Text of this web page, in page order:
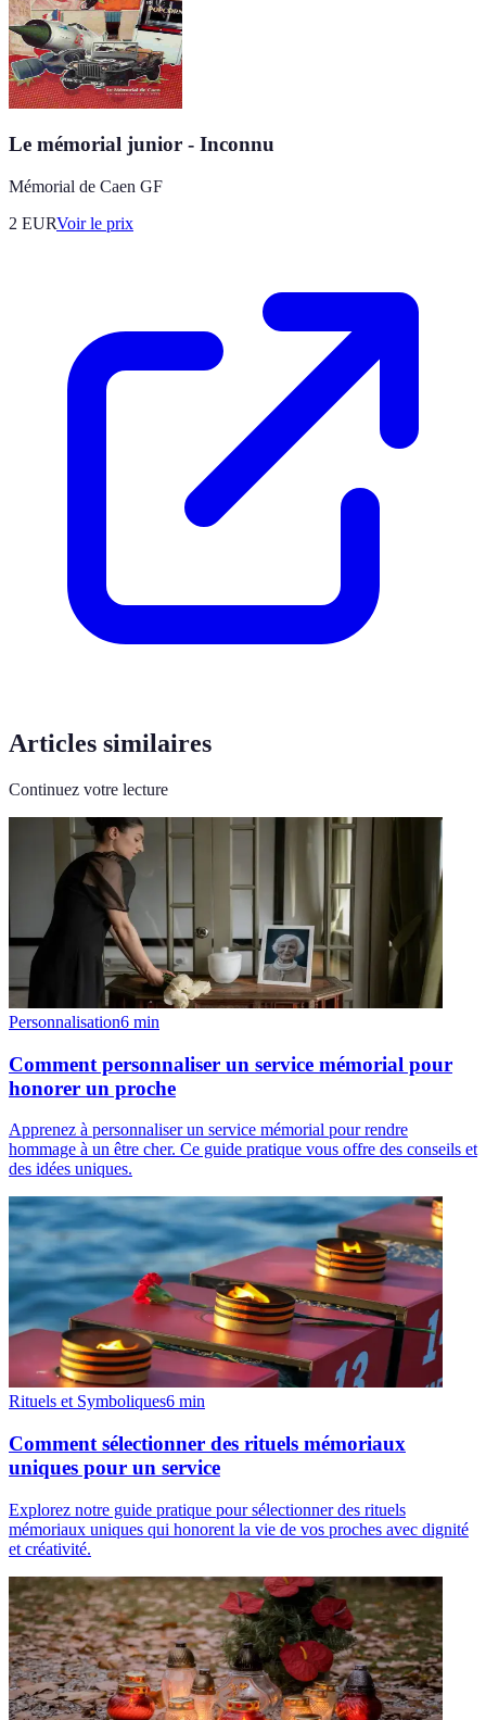
Le mémorial junior - Inconnu
Mémorial de Caen GF
2 EURVoir le prix
Articles similaires
Continuez votre lecture
Personnalisation6 min
Comment personnaliser un service mémorial pour
honorer un proche
Apprenez à personnaliser un service mémorial pour rendre
hommage à un être cher. Ce guide pratique vous offre des conseils et
des idées uniques.
Rituels et Symboliques6 min
Comment sélectionner des rituels mémoriaux
uniques pour un service
Explorez notre guide pratique pour sélectionner des rituels
mémoriaux uniques qui honorent la vie de vos proches avec dignité
et créativité.